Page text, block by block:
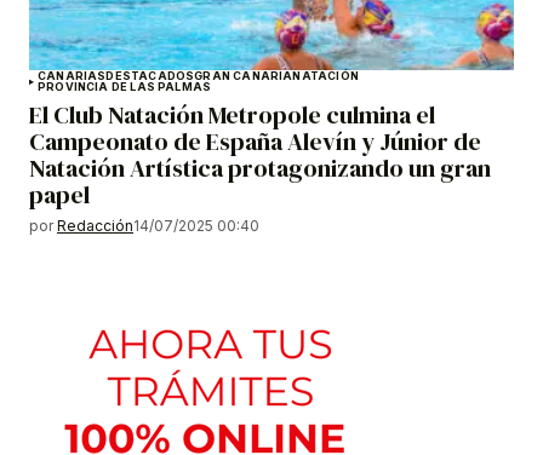
CANARIASDESTACADOSGRAN CANARIANATACIÓN
PROVINCIA DE LAS PALMAS
El Club Natación Metropole culmina el
Campeonato de España Alevín y Júnior de
Natación Artística protagonizando un gran
papel
por Redacción14/07/2025 00:40